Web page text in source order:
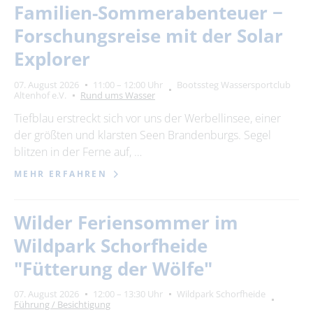
Familien-Sommerabenteuer −
Forschungsreise mit der Solar
Explorer
07. August 2026 11:00 – 12:00 Uhr
Bootssteg Wassersportclub
Altenhof e.V.
Rund ums Wasser
Tiefblau erstreckt sich vor uns der Werbellinsee, einer
der größten und klarsten Seen Brandenburgs. Segel
blitzen in der Ferne auf, …
MEHR ERFAHREN
Wilder Feriensommer im
Wildpark Schorfheide
"Fütterung der Wölfe"
07. August 2026 12:00 – 13:30 Uhr
Wildpark Schorfheide
Führung / Besichtigung